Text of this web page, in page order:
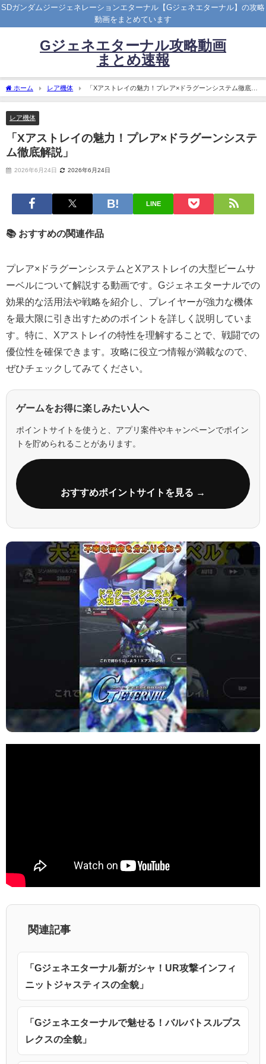
SDガンダムジージェネレーションエターナル【Gジェネエターナル】の攻略
動画をまとめています
Gジェネエターナル攻略動画
まとめ速報
ホーム レア機体
「Xアストレイの魅力！プレア×ドラグーンシステム徹底解
説」
レア機体
「Xアストレイの魅力！プレア×ドラグーンシステ
ム徹底解説」
2026年6月24日 2026年6月24日
LINE
📚 おすすめの関連作品
プレア×ドラグーンシステムとXアストレイの大型ビームサ
ーベルについて解説する動画です。Gジェネエターナルでの
効果的な活用法や戦略を紹介し、プレイヤーが強力な機体
を最大限に引き出すためのポイントを詳しく説明していま
す。特に、Xアストレイの特性を理解することで、戦闘での
優位性を確保できます。攻略に役立つ情報が満載なので、
ぜひチェックしてみてください。
ゲームをお得に楽しみたい人へ
ポイントサイトを使うと、アプリ案件やキャンペーンでポイン
トを貯められることがあります。
おすすめポイントサイトを見る →
関連記事
「Gジェネエターナル新ガシャ！UR攻撃インフィ
ニットジャスティスの全貌」
「Gジェネエターナルで魅せる！バルバトスルプス
レクスの全貌」